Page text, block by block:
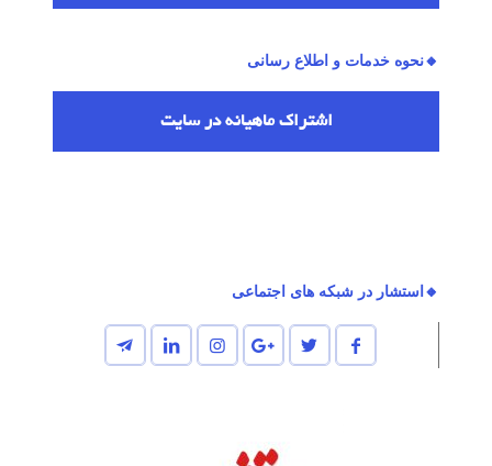
🔸نحوه خدمات و اطلاع رسانی
اشتراك ماهیانه در سایت
🔸استشار در شبکه های اجتماعی